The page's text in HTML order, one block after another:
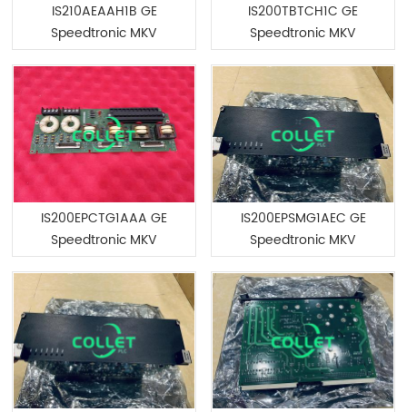
IS210AEAAH1B GE
Speedtronic MKV
IS200TBTCH1C GE
Speedtronic MKV
IS200EPCTG1AAA GE
Speedtronic MKV
IS200EPSMG1AEC GE
Speedtronic MKV